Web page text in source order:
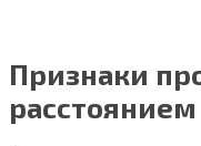
Признаки